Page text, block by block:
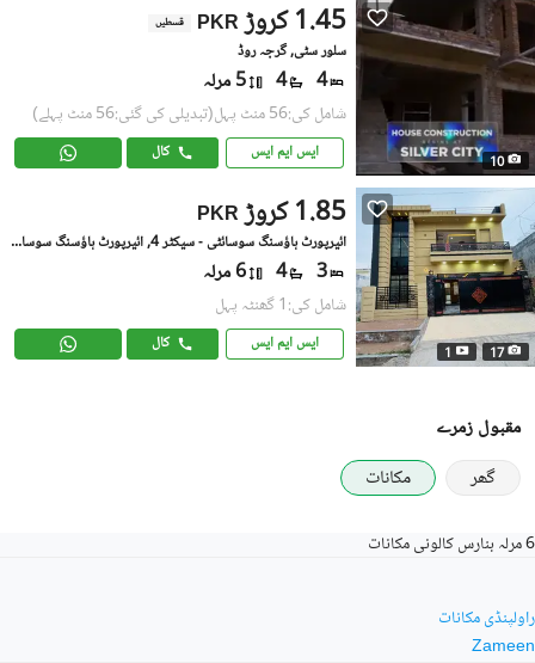
10
PKR 1.45 کروڑ قسطیں
سلور سٹی, گرجہ روڈ
4
4 5 مرلہ
شامل کی:56 منٹ پہل (تبدیلی کی گئی:56 منٹ پہلے)
ایس ایم ایس کال
17
1
PKR 1.85 کروڑ
ائیرپورٹ ہاؤسنگ سوسائٹی - سیکٹر 4, ائیرپورٹ ہاؤسنگ سوسائٹی
3
4 6 مرلہ
شامل کی:1 گھنٹہ پہل
ایس ایم ایس کال
مقبول زمرے
گھر
مکانات
Zameen
راولپنڈی مکانات
6 مرلہ بنارس کالونی مکانات